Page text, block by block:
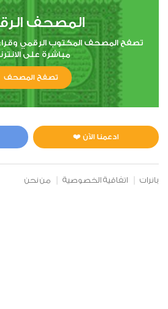
المصحف
تصفح المصحف المكتوب الرقمي
مباشرة على
تصفح المصحف
ادعمنا الآن ❤️
بانرات اتفاقية الخصوصية من نحن